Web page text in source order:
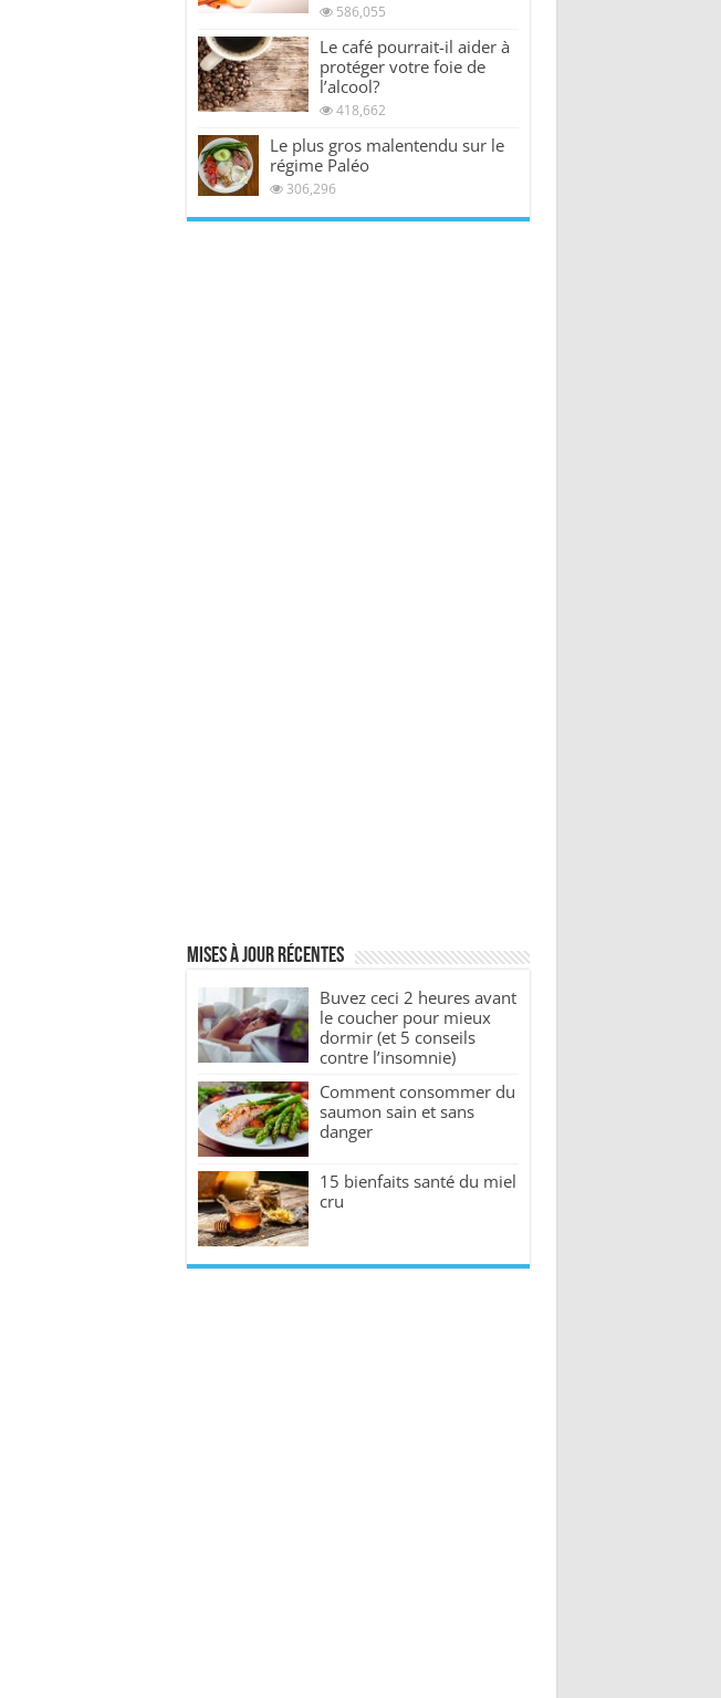
586,055
Le café pourrait-il aider à
protéger votre foie de
l’alcool?
418,662
Le plus gros malentendu sur le
régime Paléo
306,296
Mises à jour récentes
Buvez ceci 2 heures avant
le coucher pour mieux
dormir (et 5 conseils
contre l’insomnie)
Comment consommer du
saumon sain et sans
danger
15 bienfaits santé du miel
cru